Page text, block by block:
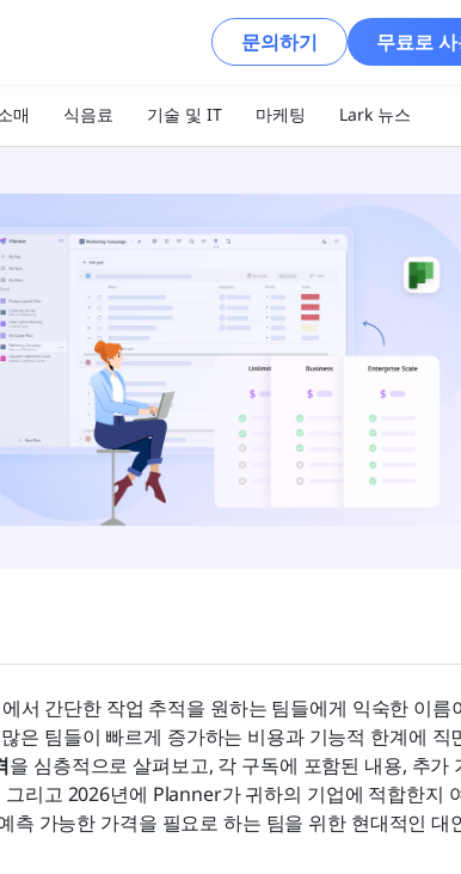
문의하기 무료로
매 식음료 기술 및 IT 마케팅 Lark 뉴스
간단한 작업 추적을 원하는 팀들에게 익숙한 이름
은 팀들이 빠르게 증가하는 비용과 기능적 한계에 직
을 심층적으로 살펴보고, 각 구독에 포함된 내용, 추가
리고 2026년에 Planner가 귀하의 기업에 적합한지
측 가능한 가격을 필요로 하는 팀을 위한 현대적인 대